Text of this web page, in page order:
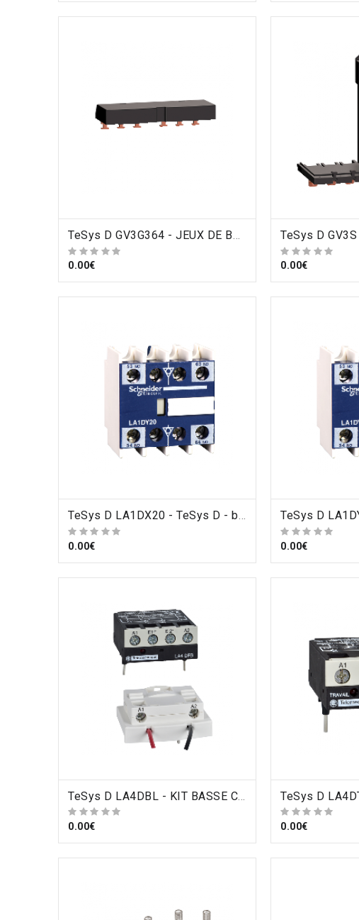
ORDRE TeSys D GV3G364 - JEUX DE BARRES 3 DEPARTS GV3 , Schneider Electric
0.00€
ORDRE
0.00€
ORDRE TeSys D LA1DX20 - TeSys D - bloc de contacts auxiliaires - 2F+0O - bornes à vis-étriers , Schneider Electric
0.00€
ORDRE
0.00€
ORDRE
0.00€
ORDRE
0.00€